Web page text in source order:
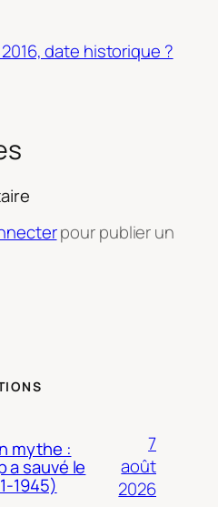
date historique ?
pour publier un
mythe :
a sauvé le
1945)
7
août
2026